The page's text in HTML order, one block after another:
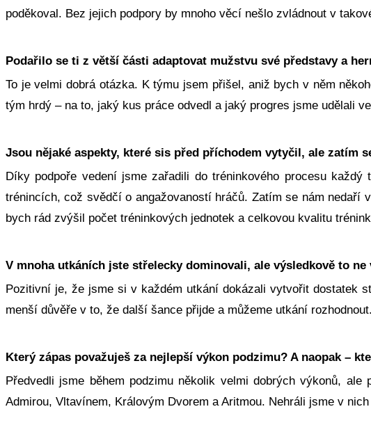
poděkoval. Bez jejich podpory by mnoho věcí nešlo zvládnout v
Podařilo se ti z větší části adaptovat mužstvu své představy a
To je velmi dobrá otázka. K týmu jsem přišel, aniž bych v něm
tým hrdý – na to, jaký kus práce odvedl a jaký progres jsme udělali
Jsou nějaké aspekty, které sis před příchodem vytyčil, ale zatím
Díky podpoře vedení jsme zařadili do tréninkového procesu
trénincích, což svědčí o angažovaností hráčů. Zatím se nám
bych rád zvýšil počet tréninkových jednotek a celkovou kvalitu
V mnoha utkáních jste střelecky dominovali, ale výsledkově to
Pozitivní je, že jsme si v každém utkání dokázali vytvořit dostatek
menší důvěře v to, že další šance přijde a můžeme utkání rozhodnout.
Který zápas považuješ za nejlepší výkon podzimu? A naopak –
Předvedli jsme během podzimu několik velmi dobrých výkonů,
Admirou, Vltavínem, Královým Dvorem a Aritmou. Nehráli jsme v